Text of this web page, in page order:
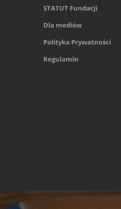
STATUT Fundacji
Dla mediów
Polityka Prywatności
Regulamin